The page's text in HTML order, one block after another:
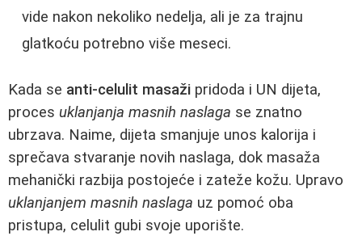
vide nakon nekoliko nedelja, ali je za trajnu
glatkoću potrebno više meseci.
Kada se anti‑celulit masaži pridoda i UN dijeta,
proces uklanjanja masnih naslaga se znatno
ubrzava. Naime, dijeta smanjuje unos kalorija i
sprečava stvaranje novih naslaga, dok masaža
mehanički razbija postojeće i zateže kožu. Upravo
uklanjanjem masnih naslaga uz pomoć oba
pristupa, celulit gubi svoje uporište.